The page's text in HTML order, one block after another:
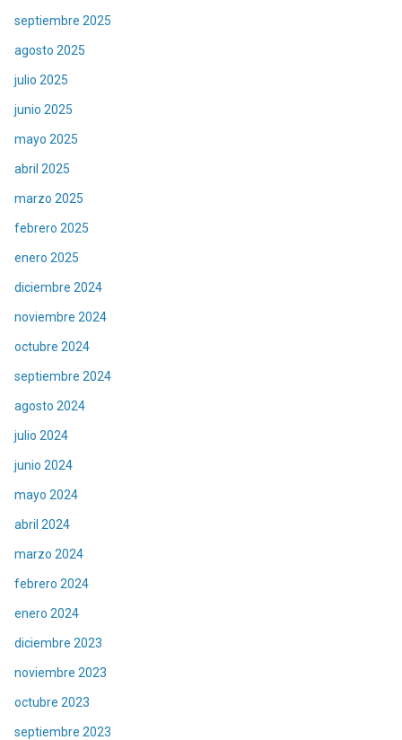
septiembre 2025
agosto 2025
julio 2025
junio 2025
mayo 2025
abril 2025
marzo 2025
febrero 2025
enero 2025
diciembre 2024
noviembre 2024
octubre 2024
septiembre 2024
agosto 2024
julio 2024
junio 2024
mayo 2024
abril 2024
marzo 2024
febrero 2024
enero 2024
diciembre 2023
noviembre 2023
octubre 2023
septiembre 2023